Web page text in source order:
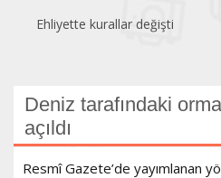
Ehliyette kurallar değişti
Deniz tarafındaki
açıldı
Resmî Gazete’de yayımlanan